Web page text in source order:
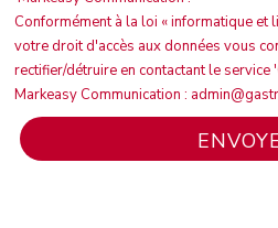
Conformément à la loi « informatique et
votre droit d'accès aux données vous
rectifier/détruire en contactant le
Markeasy Communication :